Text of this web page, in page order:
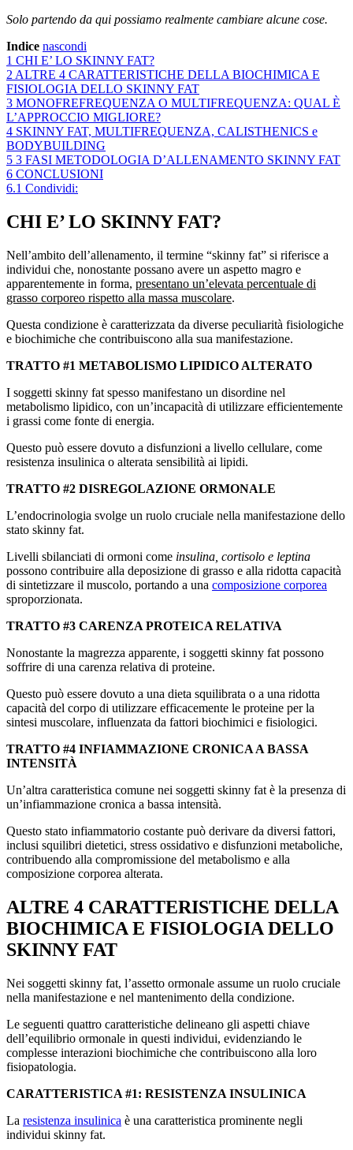
Solo partendo da qui possiamo realmente cambiare alcune cose.
Indice nascondi
1 CHI E’ LO SKINNY FAT?
2 ALTRE 4 CARATTERISTICHE DELLA BIOCHIMICA E
FISIOLOGIA DELLO SKINNY FAT
3 MONOFREFREQUENZA O MULTIFREQUENZA: QUAL È
L’APPROCCIO MIGLIORE?
4 SKINNY FAT, MULTIFREQUENZA, CALISTHENICS e
BODYBUILDING
5 3 FASI METODOLOGIA D’ALLENAMENTO SKINNY FAT
6 CONCLUSIONI
6.1 Condividi:
CHI E’ LO SKINNY FAT?
Nell’ambito dell’allenamento, il termine “skinny fat” si riferisce a
individui che, nonostante possano avere un aspetto magro e
apparentemente in forma, presentano un’elevata percentuale di
grasso corporeo rispetto alla massa muscolare.
Questa condizione è caratterizzata da diverse peculiarità fisiologiche
e biochimiche che contribuiscono alla sua manifestazione.
TRATTO #1 METABOLISMO LIPIDICO ALTERATO
I soggetti skinny fat spesso manifestano un disordine nel
metabolismo lipidico, con un’incapacità di utilizzare efficientemente
i grassi come fonte di energia.
Questo può essere dovuto a disfunzioni a livello cellulare, come
resistenza insulinica o alterata sensibilità ai lipidi.
TRATTO #2 DISREGOLAZIONE ORMONALE
L’endocrinologia svolge un ruolo cruciale nella manifestazione dello
stato skinny fat.
Livelli sbilanciati di ormoni come insulina, cortisolo e leptina
possono contribuire alla deposizione di grasso e alla ridotta capacità
di sintetizzare il muscolo, portando a una composizione corporea
sproporzionata.
TRATTO #3 CARENZA PROTEICA RELATIVA
Nonostante la magrezza apparente, i soggetti skinny fat possono
soffrire di una carenza relativa di proteine.
Questo può essere dovuto a una dieta squilibrata o a una ridotta
capacità del corpo di utilizzare efficacemente le proteine per la
sintesi muscolare, influenzata da fattori biochimici e fisiologici.
TRATTO #4 INFIAMMAZIONE CRONICA A BASSA
INTENSITÀ
Un’altra caratteristica comune nei soggetti skinny fat è la presenza di
un’infiammazione cronica a bassa intensità.
Questo stato infiammatorio costante può derivare da diversi fattori,
inclusi squilibri dietetici, stress ossidativo e disfunzioni metaboliche,
contribuendo alla compromissione del metabolismo e alla
composizione corporea alterata.
ALTRE 4 CARATTERISTICHE DELLA
BIOCHIMICA E FISIOLOGIA DELLO
SKINNY FAT
Nei soggetti skinny fat, l’assetto ormonale assume un ruolo cruciale
nella manifestazione e nel mantenimento della condizione.
Le seguenti quattro caratteristiche delineano gli aspetti chiave
dell’equilibrio ormonale in questi individui, evidenziando le
complesse interazioni biochimiche che contribuiscono alla loro
fisiopatologia.
CARATTERISTICA #1: RESISTENZA INSULINICA
La resistenza insulinica è una caratteristica prominente negli
individui skinny fat.